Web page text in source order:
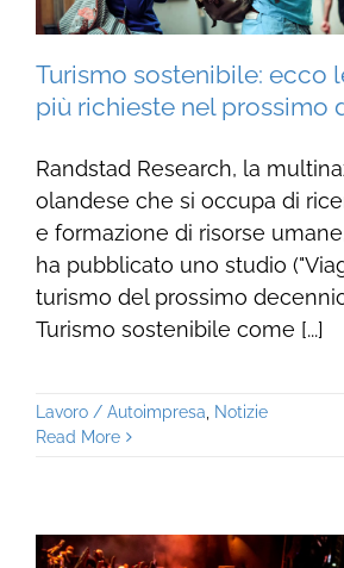
Turismo sostenibile: ecco
più richieste nel prossimo
Randstad Research, la
olandese che si occupa di
e formazione di risorse
ha pubblicato uno studio
turismo del prossimo
Turismo sostenibile come [...]
Lavoro / Autoimpresa, Notizie
Read More